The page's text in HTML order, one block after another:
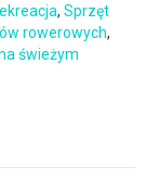
, Sprzęt
rowerowych,
świeżym